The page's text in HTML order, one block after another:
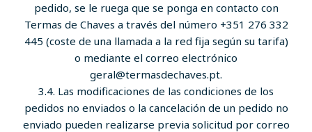
pedido, se le ruega que se ponga en contacto con
Termas de Chaves a través del número +351 276 332
445 (coste de una llamada a la red fija según su tarifa)
o mediante el correo electrónico
geral@termasdechaves.pt.
3.4. Las modificaciones de las condiciones de los
pedidos no enviados o la cancelación de un pedido no
enviado pueden realizarse previa solicitud por correo